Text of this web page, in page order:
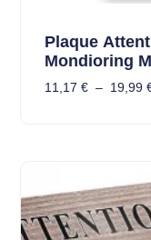
Plaque
Mondioring
11,17 € – 19,99